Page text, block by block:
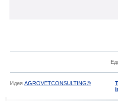
Идея AGROVETCONSULTING©